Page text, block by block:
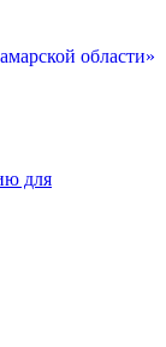
области»
для